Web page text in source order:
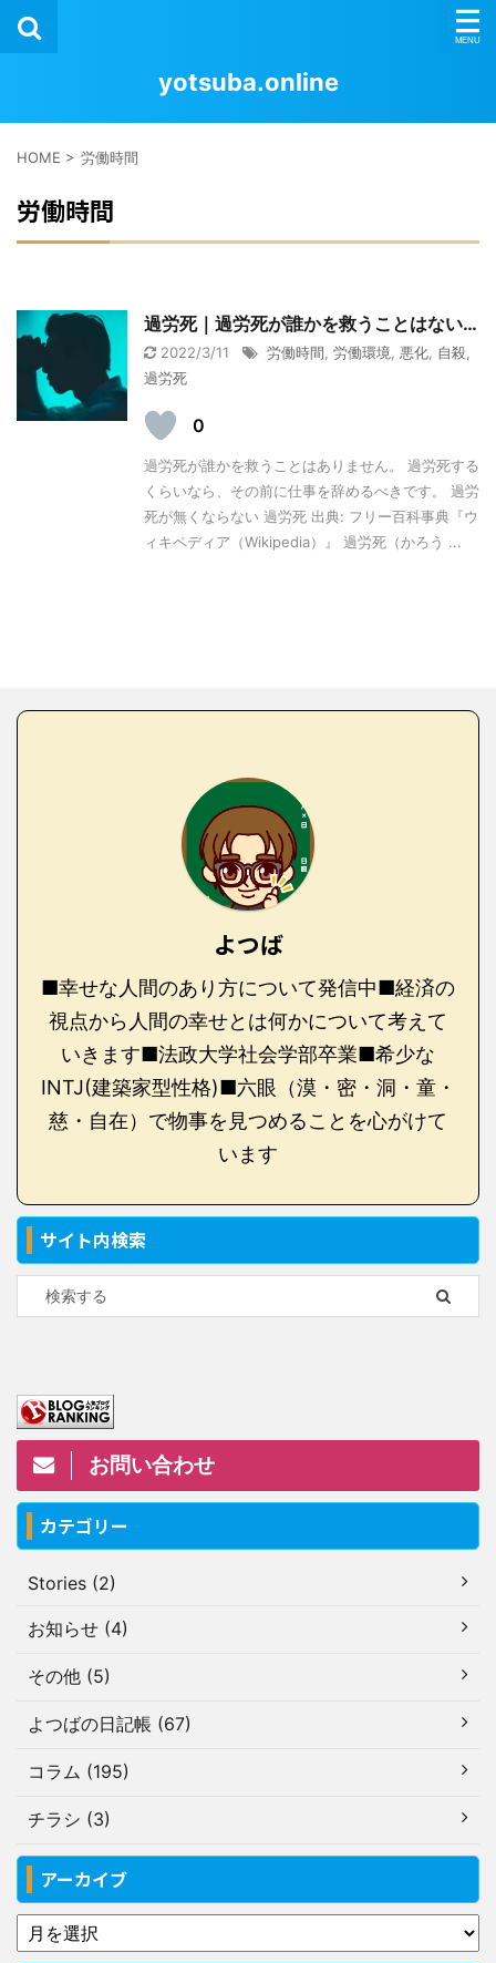
yotsuba.online
HOME > 労働時間
労働時間
過労死｜過労死が誰かを救うことはない…
2022/3/11 労働時間 労働環境 悪化 自殺
過労死
0
過労死が誰かを救うことはありません。 過労死する
くらいなら、その前に仕事を辞めるべきです。 過労
死が無くならない 過労死 出典: フリー百科事典『ウ
ィキペディア（Wikipedia）』 過労死（かろう ...
よつば
■幸せな人間のあり方について発信中■経済の
視点から人間の幸せとは何かについて考えて
いきます■法政大学社会学部卒業■希少な
INTJ(建築家型性格)■六眼（漠・密・洞・童・
慈・自在）で物事を見つめることを心がけて
います
サイト内検索
お問い合わせ
カテゴリー
Stories (2)
お知らせ (4)
その他 (5)
よつばの日記帳 (67)
コラム (195)
チラシ (3)
アーカイブ